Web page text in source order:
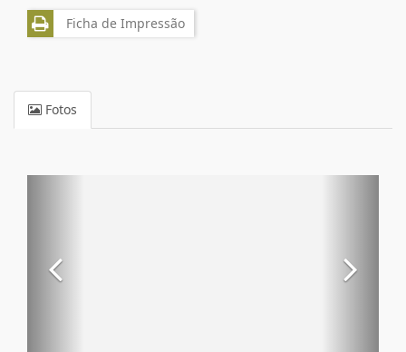
Ficha de Impressão
Fotos